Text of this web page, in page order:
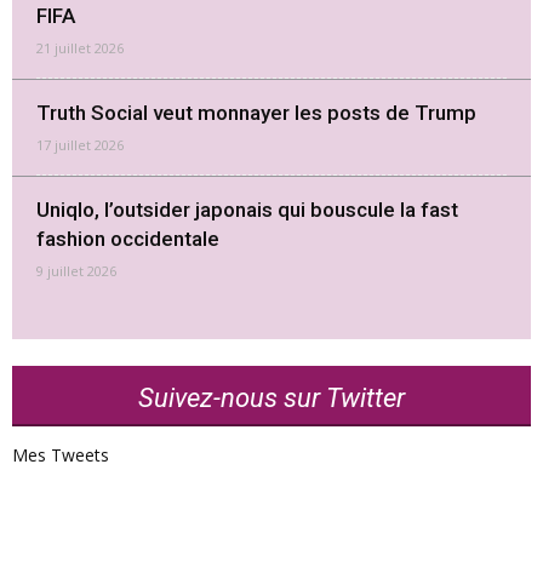
FIFA
21 juillet 2026
Truth Social veut monnayer les posts de Trump
17 juillet 2026
Uniqlo, l’outsider japonais qui bouscule la fast
fashion occidentale
9 juillet 2026
Suivez-nous sur Twitter
Mes Tweets